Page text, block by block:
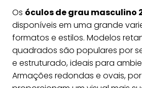
Os óculos de grau masculino
disponíveis em uma grande
formatos e estilos. Modelos
quadrados são populares por
e estruturado, ideais para
Armações redondas e ovais,